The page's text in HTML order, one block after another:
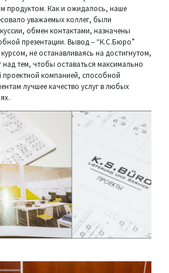
продуктом. Как и ожидалось, наше
уважаемых коллег, были
обмен контактами, назначены
презентации. Вывод – “К.С.Бюро”
не останавливаясь на достигнутом,
тем, чтобы оставаться максимально
компанией, способной
лучшее качество услуг в любых